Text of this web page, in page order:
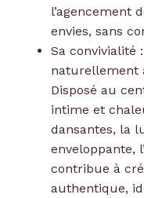
l’agencement
envies, sans
Sa convivialité
naturellement
Disposé au
intime et
dansantes, la
enveloppante,
contribue à
authentique,